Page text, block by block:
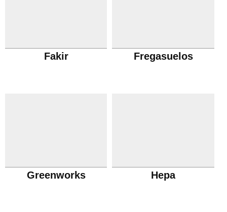
Fakir Fregasuelos
Greenworks Hepa